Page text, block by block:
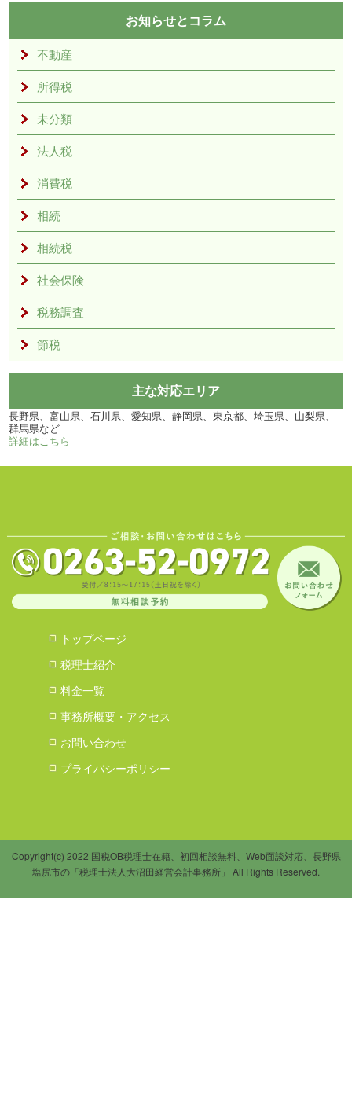
お知らせとコラム
不動産
所得税
未分類
法人税
消費税
相続
相続税
社会保険
税務調査
節税
主な対応エリア
長野県、富山県、石川県、愛知県、静岡県、東京都、埼玉県、山梨県、
群馬県など
詳細はこちら
トップページ
税理士紹介
料金一覧
事務所概要・アクセス
お問い合わせ
プライバシーポリシー
Copyright(c) 2022 国税OB税理士在籍、初回相談無料、Web面談対応、長野県
塩尻市の「税理士法人大沼田経営会計事務所」 All Rights Reserved.